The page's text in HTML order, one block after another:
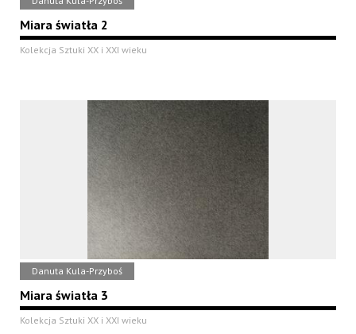
Miara światła 2
Kolekcja Sztuki XX i XXI wieku
Danuta Kula-Przyboś
Miara światła 3
Kolekcja Sztuki XX i XXI wieku